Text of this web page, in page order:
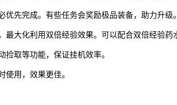
先完成。有些任务会奖励极品装备，助力升级。
大化利用双倍经验效果。可以配合双倍经验药
取等功能，保证挂机效率。
用，效果更佳。